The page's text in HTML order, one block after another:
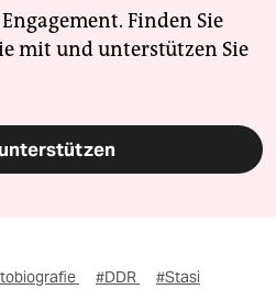
Finden Sie
mit und unterstützen Sie
#DDR #Stasi